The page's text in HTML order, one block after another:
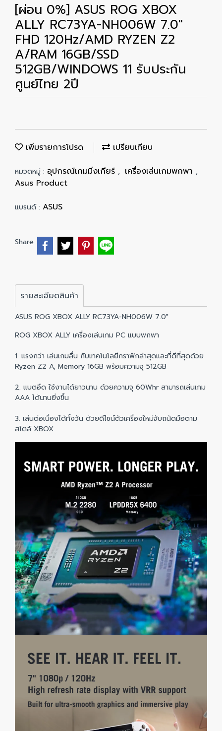
[ผ่อน 0%] ASUS ROG XBOX
ALLY RC73YA-NH006W 7.0"
FHD 120Hz/AMD RYZEN Z2
A/RAM 16GB/SSD
512GB/WINDOWS 11 รับประกัน
ศูนย์ไทย 2ปี
เพิ่มรายการโปรด เปรียบเทียบ
หมวดหมู่ : อุปกรณ์เกมมิ่งเกียร์ , เครื่องเล่นเกมพกพา ,
Asus Product
แบรนด์ : ASUS
Share
รายละเอียดสินค้า
ASUS ROG XBOX ALLY RC73YA-NH006W 7.0"
ROG XBOX ALLY เครื่องเล่นเกม PC แบบพกพา
1. แรงกว่า เล่นเกมลื่น กับเทคโนโลยีกราฟิกล่าสุดและที่ดีที่สุดด้วย
Ryzen Z2 A, Memory 16GB พร้อมความจุ 512GB
2. แบตอึด ใช้งานได้ยาวนาน ด้วยความจุ 60Whr สามารถเล่นเกม
AAA ได้นานยิ่งขึ้น
3. เล่นต่อเนื่องได้ทั้งวัน ด้วยดีไซน์ตัวเครื่องใหม่จับถนัดมือตาม
สไตล์ XBOX